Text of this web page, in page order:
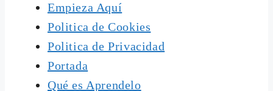
Empieza Aquí
Politica de Cookies
Politica de Privacidad
Portada
Qué es Aprendelo